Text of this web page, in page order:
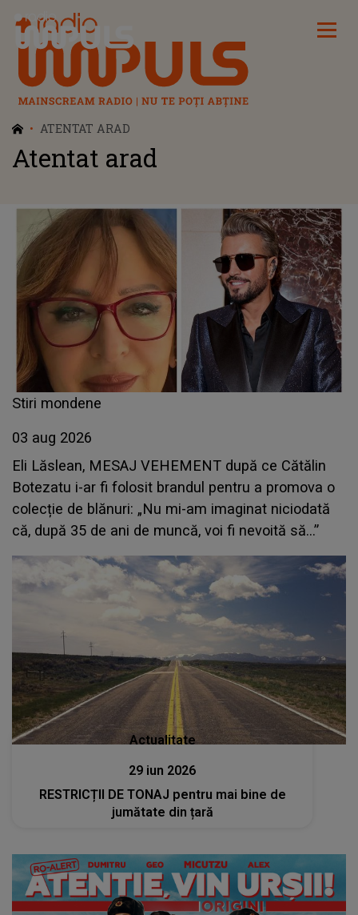
Radio Impuls
ATENTAT ARAD
Atentat arad
Stiri mondene
03 aug 2026
Eli Lăslean, MESAJ VEHEMENT după ce Cătălin
Botezatu i-ar fi folosit brandul pentru a promova o
colecție de blănuri: „Nu mi-am imaginat niciodată
că, după 35 de ani de muncă, voi fi nevoită să...”
Actualitate
29 iun 2026
RESTRICȚII DE TONAJ pentru mai bine de
jumătate din țară